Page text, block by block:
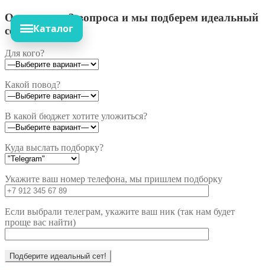
Ответьте на 3 вопроса и мы подберем идеальный
сет!
Для кого?
Какой повод?
В какой бюджет хотите уложиться?
Куда выслать подборку?
Укажите ваш номер телефона, мы пришлем подборку
Если выбрали телеграм, укажите ваш ник (так нам будет
проще вас найти)
Каталог